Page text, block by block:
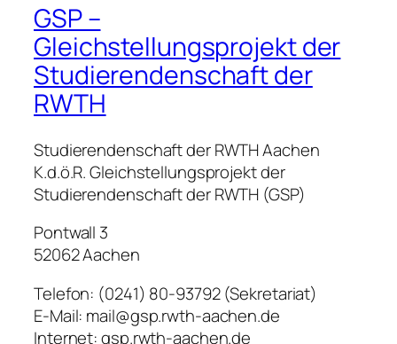
GSP –
Gleichstellungsprojekt der
Studierendenschaft der
RWTH
Studierendenschaft der RWTH Aachen
K.d.ö.R. Gleichstellungsprojekt der
Studierendenschaft der RWTH (GSP)
Pontwall 3
52062 Aachen
Telefon: (0241) 80-93792 (Sekretariat)
E-Mail: mail@gsp.rwth-aachen.de
Internet: gsp.rwth-aachen.de